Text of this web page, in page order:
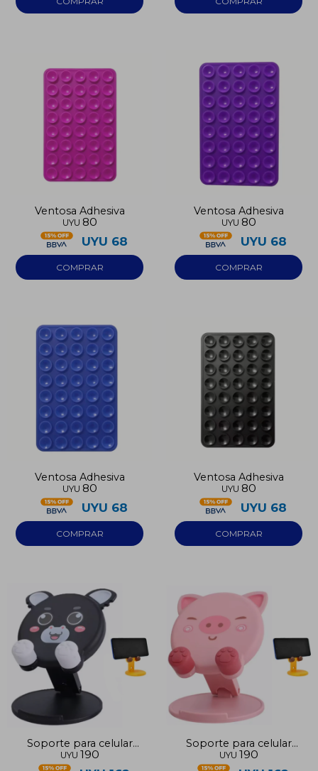
Ventosa Adhesiva
UYU 80
UYU 68
Ventosa Adhesiva
UYU 80
UYU 68
Ventosa Adhesiva
UYU 80
UYU 68
Ventosa Adhesiva
UYU 80
UYU 68
Soporte para celular
con diseño
UYU 190
Soporte para celular
con diseño
UYU 190